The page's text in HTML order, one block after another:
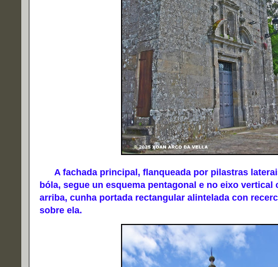
A fachada principal, flanqueada por pilastras
bóla, segue un esquema pentagonal e no eixo vertical
arriba, cunha portada rectangular alintelada con
sobre ela.